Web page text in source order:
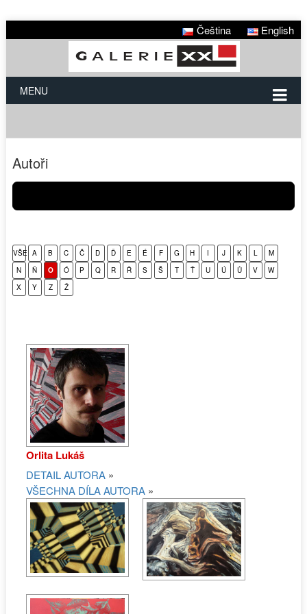
Čeština English
MENU
Autoři
VŠE A B C Č D Ď E É F G H I J K L
M
N
Ň O Ó P Q R Ř S Š T Ť U Ú Ů V
W
X
Y Z Ž
Orlita Lukáš
DETAIL AUTORA»
VŠECHNA DÍLA AUTORA»